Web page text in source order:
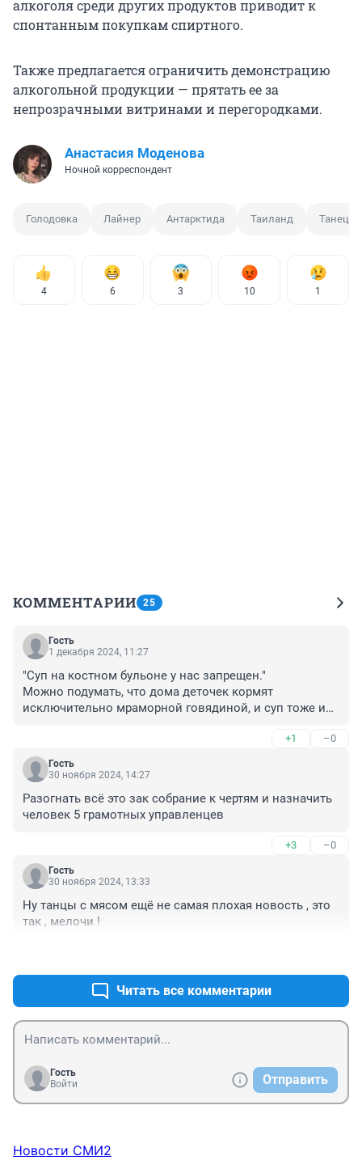
алкоголя среди других продуктов приводит к
спонтанным покупкам спиртного.
Также предлагается ограничить демонстрацию
алкогольной продукции — прятать ее за
непрозрачными витринами и перегородками.
Анастасия Моденова
Ночной корреспондент
Голодовка Лайнер Антарктида Таиланд Танец
4 6 3 10 1
КОММЕНТАРИИ 25
Гость
1 декабря 2024, 11:27
"Суп на костном бульоне у нас запрещен."
Можно подумать, что дома деточек кормят
исключительно мраморной говядиной, и суп тоже из
И супы в школках - ну да, ну да, прямо деликатесные,
какие кости, ну чтооо вы!
+1 –0
Гость
30 ноября 2024, 14:27
Разогнать всё это зак собрание к чертям и назначить
человек 5 грамотных управленцев
+3 –0
Гость
30 ноября 2024, 13:33
Ну танцы с мясом ещё не самая плохая новость , это
так , мелочи !
Читать все комментарии
Гость
Войти
Отправить
Новости СМИ2